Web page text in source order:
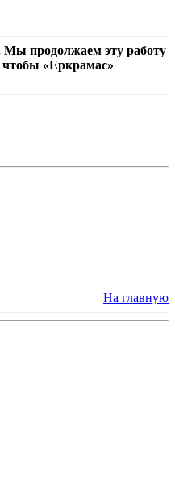
Мы продолжаем эту работу
чтобы «Еркрамас»
На главную